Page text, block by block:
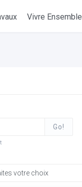
Vivre Ensemble
Go!